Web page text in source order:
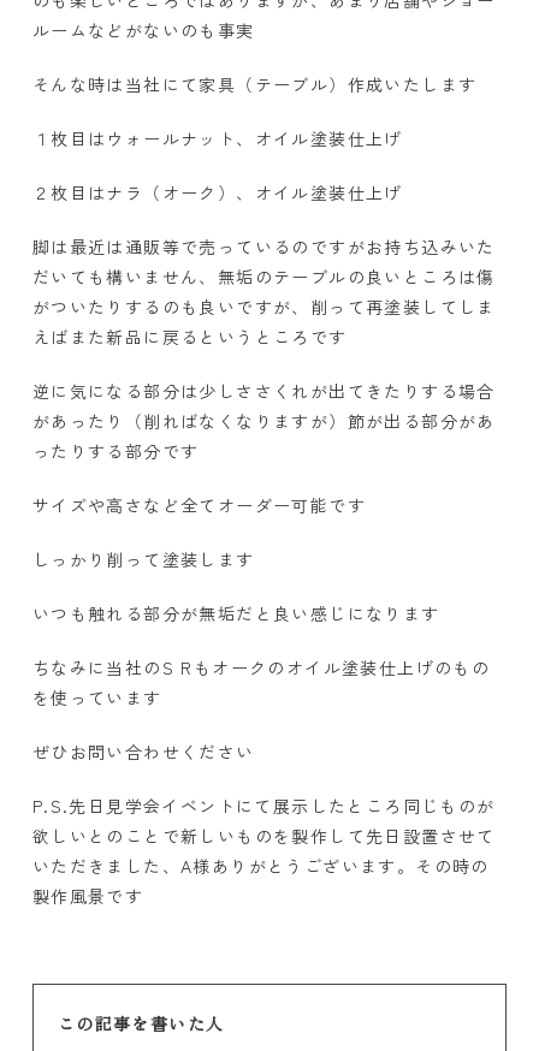
ルームなどがないのも事実
そんな時は当社にて家具（テーブル）作成いたします
１枚目はウォールナット、オイル塗装仕上げ
２枚目はナラ（オーク）、オイル塗装仕上げ
脚は最近は通販等で売っているのですがお持ち込みいた
だいても構いません、無垢のテーブルの良いところは傷
がついたりするのも良いですが、削って再塗装してしま
えばまた新品に戻るというところです
逆に気になる部分は少しささくれが出てきたりする場合
があったり（削ればなくなりますが）節が出る部分があ
ったりする部分です
サイズや高さなど全てオーダー可能です
しっかり削って塗装します
いつも触れる部分が無垢だと良い感じになります
ちなみに当社のS Rもオークのオイル塗装仕上げのもの
を使っています
ぜひお問い合わせください
P.S.先日見学会イベントにて展示したところ同じものが
欲しいとのことで新しいものを製作して先日設置させて
いただきました、A様ありがとうございます。その時の
製作風景です
この記事を書いた人